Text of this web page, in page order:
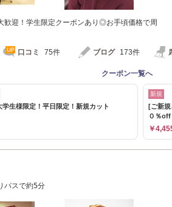
歓迎！学生限定クーポンあり◎お手頃価格で周
口コミ 75件 ブログ 173件
クーポン一覧へ
学生様限定！平日限定！新規カット
新規
[ご新
０％off
￥
バスで約5分